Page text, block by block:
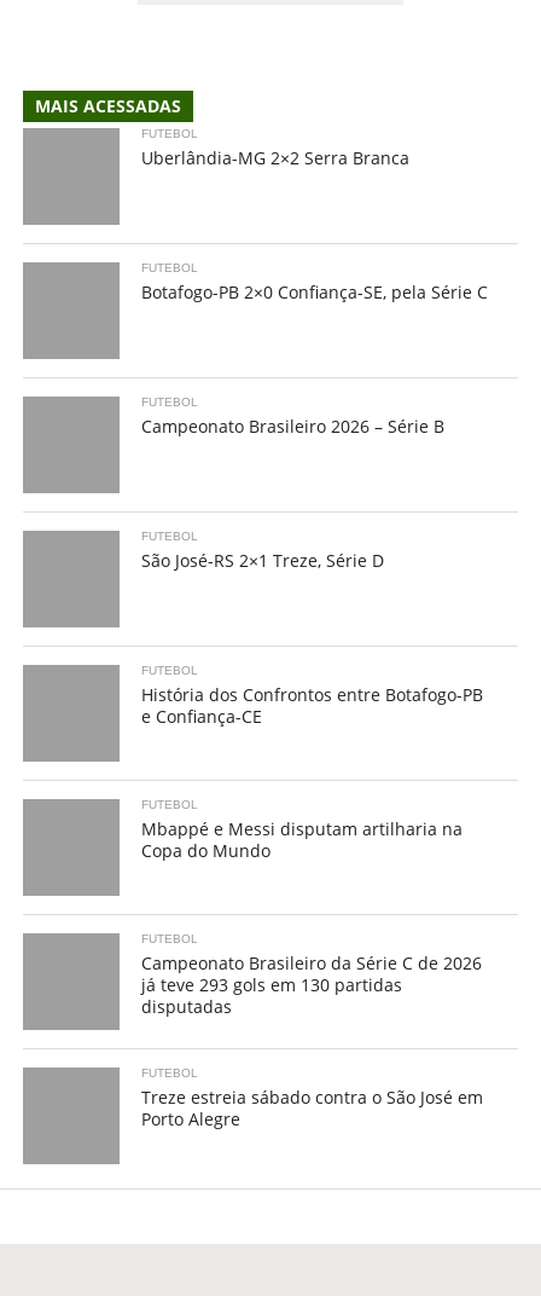
MAIS ACESSADAS
FUTEBOL
Uberlândia-MG 2×2 Serra Branca
FUTEBOL
Botafogo-PB 2×0 Confiança-SE, pela Série C
FUTEBOL
Campeonato Brasileiro 2026 – Série B
FUTEBOL
São José-RS 2×1 Treze, Série D
FUTEBOL
História dos Confrontos entre Botafogo-PB
e Confiança-CE
FUTEBOL
Mbappé e Messi disputam artilharia na
Copa do Mundo
FUTEBOL
Campeonato Brasileiro da Série C de 2026
já teve 293 gols em 130 partidas
disputadas
FUTEBOL
Treze estreia sábado contra o São José em
Porto Alegre